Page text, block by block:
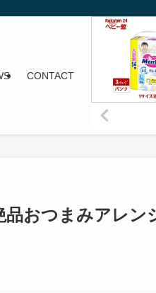
CONTACT
品おつまみアレン